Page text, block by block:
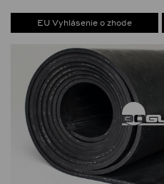
EU Vyhlásenie o zhode